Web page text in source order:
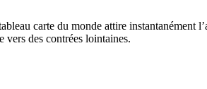
carte du monde attire instantanément
vers des contrées lointaines.